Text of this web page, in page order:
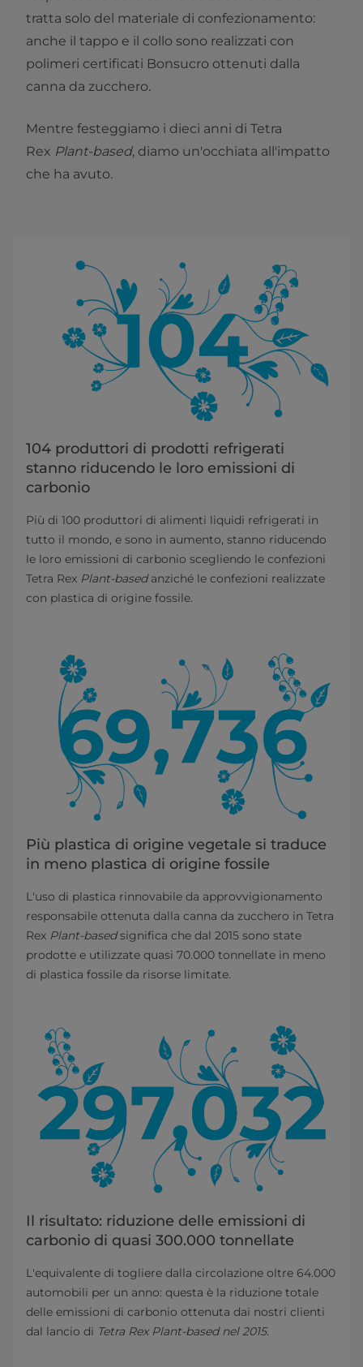
tratta solo del materiale di confezionamento:
anche il tappo e il collo sono realizzati con
polimeri certificati Bonsucro ottenuti dalla
canna da zucchero.
Mentre festeggiamo i dieci anni di Tetra
Rex Plant-based, diamo un'occhiata all'impatto
che ha avuto.
104 produttori di prodotti refrigerati
stanno riducendo le loro emissioni di
carbonio
Più di 100 produttori di alimenti liquidi refrigerati in
tutto il mondo, e sono in aumento, stanno riducendo
le loro emissioni di carbonio scegliendo le confezioni
Tetra Rex Plant-basedanziché le confezioni realizzate
con plastica di origine fossile.
Più plastica di origine vegetale si traduce
in meno plastica di origine fossile
L'uso di plastica rinnovabile da approvvigionamento
responsabile ottenuta dalla canna da zucchero in Tetra
Rex Plant-basedsignifica che dal 2015 sono state
prodotte e utilizzate quasi 70.000 tonnellate in meno
di plastica fossile da risorse limitate.
Il risultato: riduzione delle emissioni di
carbonio di quasi 300.000 tonnellate
L'equivalente di togliere dalla circolazione oltre 64.000
automobili per un anno: questa è la riduzione totale
delle emissioni di carbonio ottenuta dai nostri clienti
dal lancio di Tetra Rex Plant-based nel 2015.